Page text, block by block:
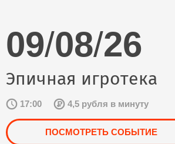
09/08/26
Эпичная игротека
17:00 4,5 рубля в минуту
ПОСМОТРЕТЬ СОБЫТИЕ